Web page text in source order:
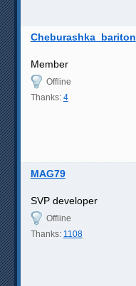
Cheburashka_bariton
Member
Offline
Thanks: 4
MAG79
SVP developer
Offline
Thanks: 1108